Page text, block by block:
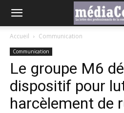
Accueil Communication
Communication
Le groupe M6
dispositif pour
harcèlement de